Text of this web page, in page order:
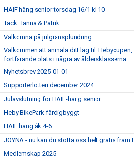
HAIF häng senior torsdag 16/1 kl 10
Tack Hanna & Patrik
Välkomna på julgransplundring
Välkommen att anmäla ditt lag till Hebycupen,
fortfarande plats i några av åldersklasserna
Nyhetsbrev 2025-01-01
Supporterlotteri december 2024
Julavslutning för HAIF-häng senior
Heby BikePark färdigbyggt
HAIF häng åk 4-6
JOYNA - nu kan du stötta oss helt gratis fram
Medlemskap 2025